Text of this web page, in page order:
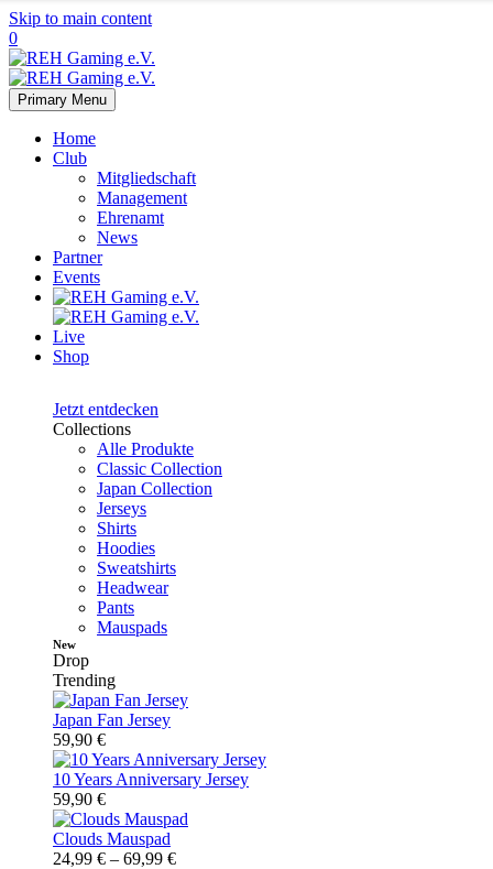
Skip to main content
0
Primary Menu
Home
Club
Mitgliedschaft
Management
Ehrenamt
News
Partner
Events
Live
Shop
Jetzt entdecken
Collections
Alle Produkte
Classic Collection
Japan Collection
Jerseys
Shirts
Hoodies
Sweatshirts
Headwear
Pants
Mauspads
New
Drop
Trending
Japan Fan Jersey
59,90 €
10 Years Anniversary Jersey
59,90 €
Clouds Mauspad
24,99 € – 69,99 €